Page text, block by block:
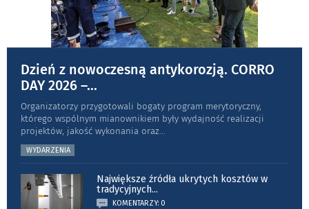
Dzień z nowoczesną antykorozją. CORRO
DAY 2026 –...
Organizatorzy przygotowali bogaty program merytoryczny,
którego wspólnym mianownikiem były wydajność realizacji
projektów, jakość wykonania oraz...
WYDARZENIA
Największe źródła ukrytych kosztów w
tradycyjnych...
KOMENTARZY: 0